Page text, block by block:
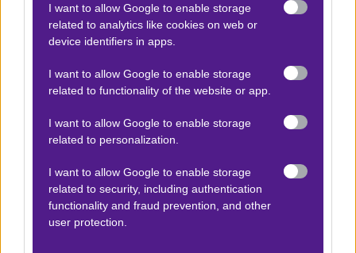
I want to allow Google to enable storage
related to analytics like cookies on web or
device identifiers in apps.
I want to allow Google to enable storage
related to functionality of the website or app.
I want to allow Google to enable storage
related to personalization.
I want to allow Google to enable storage
related to security, including authentication
functionality and fraud prevention, and other
user protection.
ΒΑΘΜΟΛΟΓΙΕΣ
Βαθμολογίες Ελλάδα - Stoiximan
Βαθμολογίες Aγγλία – Premier league
Βαθμολογίες Ισπανίας- La liga
Βαθμολογίες Γαλλίας-League 1